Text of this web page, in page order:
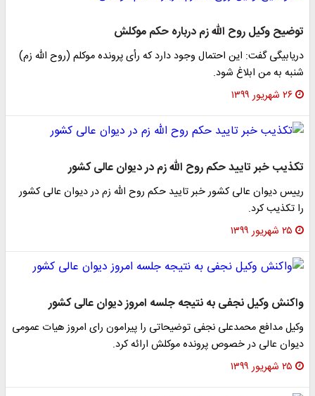
توضیح وکیل روح الله زم درباره حکم موکلش
دریابیگی گفت: این احتمال وجود دارد که رأی پرونده موکلم (روح الله زم)
شنبه به من ابلاغ شود.
۲۶ شهریور ۱۳۹۹
تکذیب خبر تایید حکم روح الله زم در دیوان عالی کشور
رییس دیوان عالی کشور خبر تایید حکم روح الله زم در دیوان عالی کشور
را تکذیب کرد.
۲۵ شهریور ۱۳۹۹
واکنش وکیل نجفی به نتیجه جلسه امروز دیوان عالی کشور
وکیل مدافع محمدعلی نجفی توضیحاتی را پیرامون رای امروز هیات عمومی
دیوان عالی در خصوص پرونده موکلش ارائه کرد.
۲۵ شهریور ۱۳۹۹